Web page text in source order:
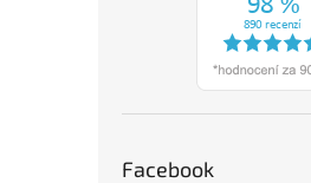
Facebook